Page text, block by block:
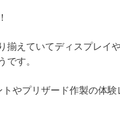
揃えていてディスプレイ
です。
やプリザード作製の体験